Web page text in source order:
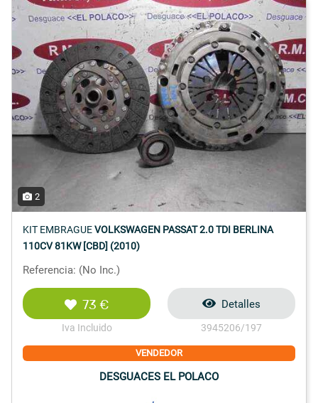
2
KIT EMBRAGUEVOLKSWAGEN PASSAT 2.0 TDI BERLINA
110CV 81KW [CBD] (2010)
Referencia: (No Inc.)
73 €
Iva Incluido
Detalles
3945206/197
VENDEDOR
DESGUACES EL POLACO